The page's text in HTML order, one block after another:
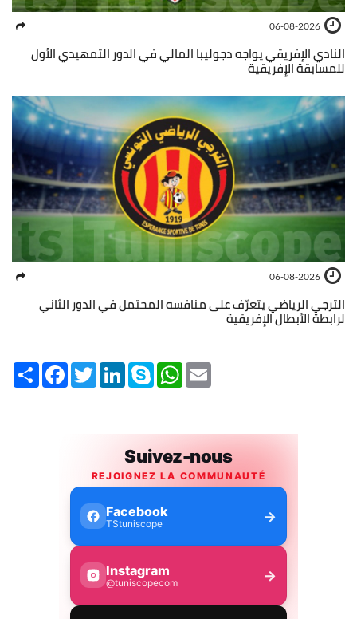
06-08-2026
النادي الإفريقي يواجه دجوليبا المالي في الدور التمهيدي الأول
للمسابقة الإفريقية
06-08-2026
الترجي الرياضي يتعرّف على منافسه المحتمل في الدور الثاني
لرابطة الأبطال الإفريقية
Share FacebookTwitterLinkedInSkype WhatsApp